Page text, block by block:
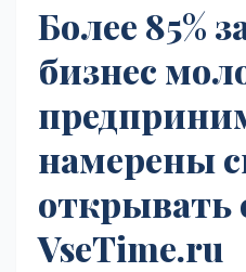
Более 85%
бизнес
намерены
открывать
VseTime.ru